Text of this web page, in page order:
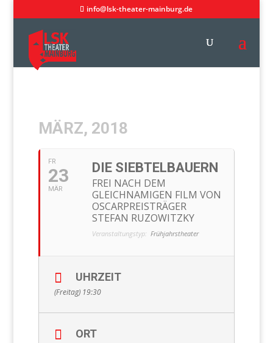
info@lsk-theater-mainburg.de
MÄRZ, 2018
FR
23
MÄR
DIE SIEBTELBAUERN
FREI NACH DEM
GLEICHNAMIGEN FILM VON
OSCARPREISTRÄGER
STEFAN RUZOWITZKY
Veranstaltungstyp: Frühjahrstheater
UHRZEIT
(Freitag) 19:30
ORT